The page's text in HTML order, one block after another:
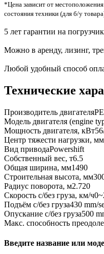
*Цена зависит от
состояния техники (для б/у
5 лет гарантии на погрузчик
Можно в аренду, лизинг,
Любой удобный способ
Технические
Производитель двигателя
Модель двигателя (engine
Мощность двигателя, кВт
Центр тяжести нагрузки, мм
Вид приводаPowershift
Собственный вес, т6.5
Общая ширина, мм1490
Строительная высота, мм
Радиус поворота, м2.720
Скорость с/без груза, км/ч
Подъём с/без груза430 mm/
Опускание с/без груза500
Макс. способность
Введите название или